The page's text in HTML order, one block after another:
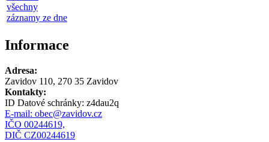
všechny
záznamy ze dne
Informace
Adresa:
Zavidov 110, 270 35 Zavidov
Kontakty:
ID Datové schránky: z4dau2q
E-mail: obec@zavidov.cz
IČO 00244619,
DIČ CZ00244619